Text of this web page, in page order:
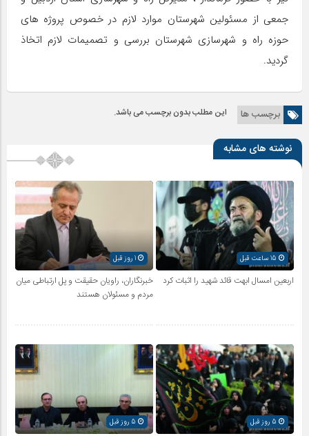
جمعی از مسئولین شهرستان موارد لازم در خصوص پروژه های
حوزه راه و شهرسازی شهرستان بررسی و تصمیمات لازم اتخاذ
گردید.
برچسب ها این مطلب بدون برچسب می باشد.
نوشته های مشابه
اربعین امسال ابهت قائد شهید را اثبات کرد
خبرنگاران، راویان حقیقت و پل ارتباطی میان
مردم و مسئولان هستند